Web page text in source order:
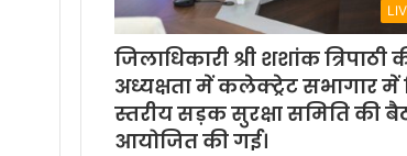
जिलाधिकारी श्री शशांक त्रिपाठी
अध्यक्षता में कलेक्ट्रेट सभागार में
स्तरीय सड़क सुरक्षा समिति की
आयोजित की गई।